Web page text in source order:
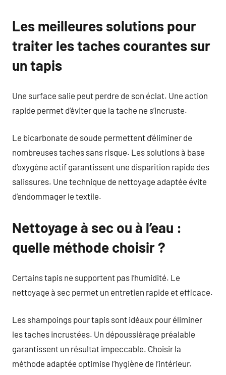
Les meilleures solutions pour
traiter les taches courantes sur
un tapis
Une surface salie peut perdre de son éclat. Une action
rapide permet d’éviter que la tache ne s’incruste.
Le bicarbonate de soude permettent d’éliminer de
nombreuses taches sans risque. Les solutions à base
d’oxygène actif garantissent une disparition rapide des
salissures. Une technique de nettoyage adaptée évite
d’endommager le textile.
Nettoyage à sec ou à l’eau :
quelle méthode choisir ?
Certains tapis ne supportent pas l’humidité. Le
nettoyage à sec permet un entretien rapide et efficace.
Les shampoings pour tapis sont idéaux pour éliminer
les taches incrustées. Un dépoussiérage préalable
garantissent un résultat impeccable. Choisir la
méthode adaptée optimise l’hygiène de l’intérieur.